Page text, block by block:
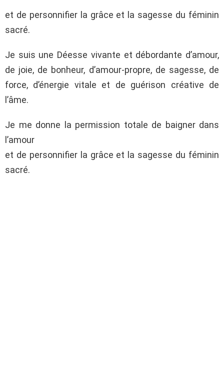
et de personnifier la grâce et la sagesse du féminin
sacré.
Je suis une Déesse vivante et débordante d’amour,
de joie, de bonheur, d’amour-propre, de sagesse, de
force, d’énergie vitale et de guérison créative de
l’âme.
Je me donne la permission totale de baigner dans
l’amour
et de personnifier la grâce et la sagesse du féminin
sacré.